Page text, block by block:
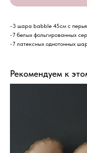
-3 шара babble 45см с
-7 белых фольгированных
-7 латексных однотонных
Рекомендуем к